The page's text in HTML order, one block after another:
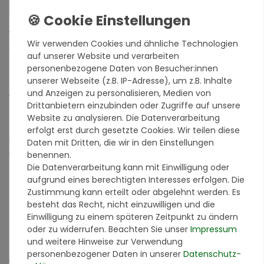
Wir sind von unseren Produkten überzeugt und zeigen es Ihnen
auch!
Ein Bild sagt mehr als 1000 Worte. Doch ein Produktmuster
sagt mindestens 1000 Worte mehr. Mit unserer Produktmuster-
Aktion können Sie sich vollkommen risikofrei von der Qualität
unserer Produkte überzeugen.
Sie erhalten ein Farbmuster, in der Größe von ca. 7 x 10 cm von
der Originalware aus der Charge, die wir in diesem Moment im
Abverkauf haben.
Bitte beachten Sie:
Die Farbmuster dienen ausschließlich der Orientierung und
bieten keine verbindliche Zusicherung hinsichtlich Farbtons und
Körnungsstruktur. Unsere Materialien haben von Natur aus den
Charakter der Einmaligkeit, deswegen sind Farbunterschiede
und Unterschiede im Körnungsaufbau möglich. Farbe und
Körnungsaufbau können immer nur für eine Lieferung garantiert
werden.
Wir verwenden Cookies und ähnliche Technologien
auf unserer Website und verarbeiten
personenbezogene Daten von Besucher:innen
unserer Webseite (z.B. IP-Adresse), um z.B. Inhalte
und Anzeigen zu personalisieren, Medien von
Drittanbietern einzubinden oder Zugriffe auf unsere
Website zu analysieren. Die Datenverarbeitung
erfolgt erst durch gesetzte Cookies. Wir teilen diese
Daten mit Dritten, die wir in den Einstellungen
benennen.
Die Datenverarbeitung kann mit Einwilligung oder
aufgrund eines berechtigten Interesses erfolgen. Die
Zustimmung kann erteilt oder abgelehnt werden. Es
besteht das Recht, nicht einzuwilligen und die
Einwilligung zu einem späteren Zeitpunkt zu ändern
oder zu widerrufen. Beachten Sie unser Impressum
und weitere Hinweise zur Verwendung
personenbezogener Daten in unserer Daten­schutz­